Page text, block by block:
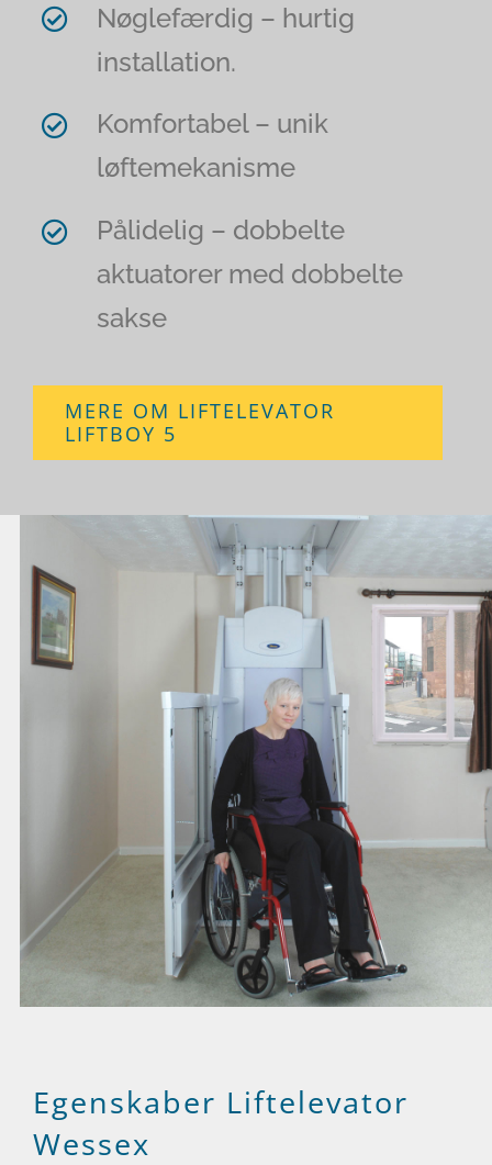
Nøglefærdig – hurtig
installation.
Komfortabel – unik
løftemekanisme
Pålidelig – dobbelte
aktuatorer med dobbelte
sakse
MERE OM LIFTELEVATOR
LIFTBOY 5
Egenskaber Liftelevator
Wessex